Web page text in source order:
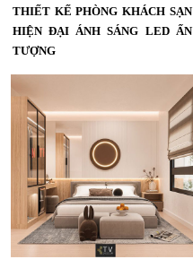
THIẾT KẾ PHÒNG KHÁCH SẠN
HIỆN ĐẠI ÁNH SÁNG LED ẤN
TƯỢNG
Thiết kế phòng khách sạn hiện đại
với ánh sáng LED xanh tinh tế và bố
cục nội thất sang trọng do KTV
GROUP thiết kế thi công....